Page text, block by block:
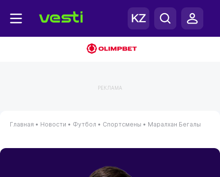
РЕКЛАМА
Главная • Новости • Футбол • Спортсмены • Маралхан Бегалы